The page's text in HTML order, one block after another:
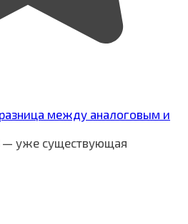
между аналоговым и
— уже существующая